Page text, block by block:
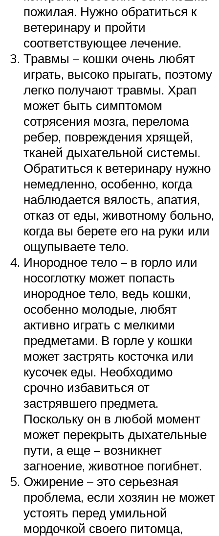
пожилая. Нужно обратиться к
ветеринару и пройти
соответствующее лечение.
Травмы – кошки очень любят
играть, высоко прыгать, поэтому
легко получают травмы. Храп
может быть симптомом
сотрясения мозга, перелома
ребер, повреждения хрящей,
тканей дыхательной системы.
Обратиться к ветеринару нужно
немедленно, особенно, когда
наблюдается вялость, апатия,
отказ от еды, животному больно,
когда вы берете его на руки или
ощупываете тело.
Инородное тело – в горло или
носоглотку может попасть
инородное тело, ведь кошки,
особенно молодые, любят
активно играть с мелкими
предметами. В горле у кошки
может застрять косточка или
кусочек еды. Необходимо
срочно избавиться от
застрявшего предмета.
Поскольку он в любой момент
может перекрыть дыхательные
пути, а еще – возникнет
загноение, животное погибнет.
Ожирение – это серьезная
проблема, если хозяин не может
устоять перед умильной
мордочкой своего питомца,